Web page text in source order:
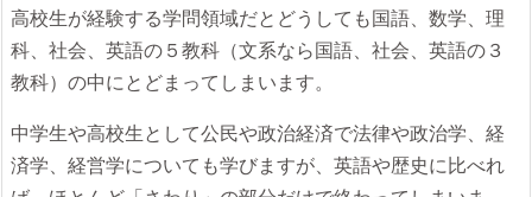
高校生が経験する学問領域だとどうしても国語、数学、理
科、社会、英語の５教科（文系なら国語、社会、英語の３
教科）の中にとどまってしまいます。
中学生や高校生として公民や政治経済で法律や政治学、経
済学、経営学についても学びますが、英語や歴史に比べれ